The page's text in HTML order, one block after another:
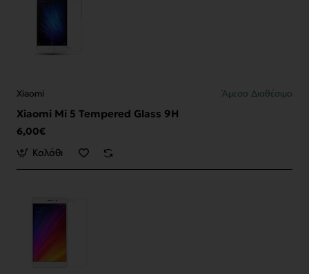
Xiaomi Άμεσα Διαθέσιμο
Xiaomi Mi 5 Tempered Glass 9H
6,00€
Καλάθι